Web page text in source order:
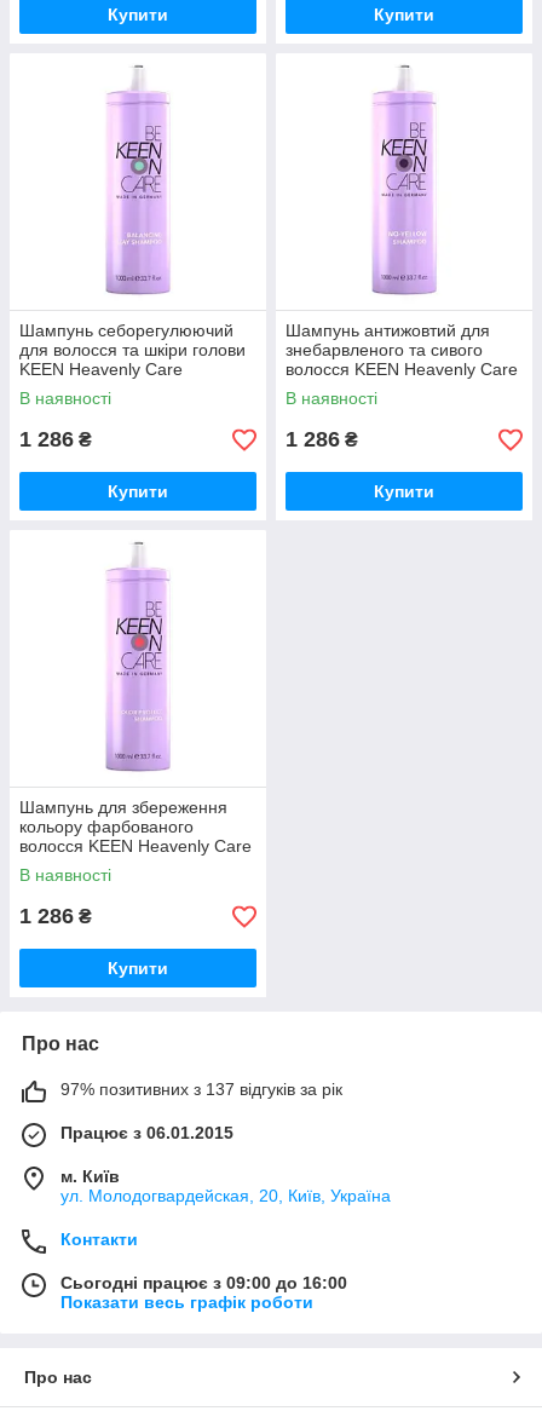
Купити Купити
Шампунь себорегулюючий
для волосся та шкіри голови
KEEN Heavenly Care
Balancing Clay Shampoo 1000
мл
В наявності
1 286 ₴
Купити
Шампунь антижовтий для
знебарвленого та сивого
волосся KEEN Heavenly Care
No - Yellow Shampoo 1000 мл
В наявності
1 286 ₴
Купити
Шампунь для збереження
кольору фарбованого
волосся KEEN Heavenly Care
Color Protect Shampoo 1000
мл
В наявності
1 286 ₴
Купити
Про нас
97% позитивних з 137 відгуків за рік
Працює з 06.01.2015
м. Київ
ул. Молодогвардейская, 20, Київ, Україна
Контакти
Сьогодні працює з 09:00 до 16:00
Показати весь графік роботи
Про нас